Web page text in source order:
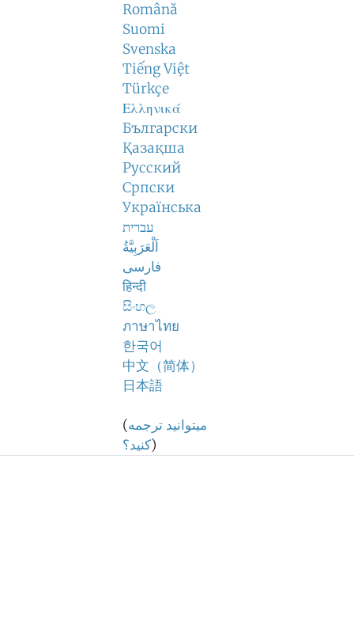
Română
Suomi
Svenska
Tiếng Việt
Türkçe
Ελληνικά
Български
Қазақша
Русский
Српски
Українська
עברית
اَلْعَرَبِيَّةُ
فارسی
हिन्दी
සිංහල
ภาษาไทย
한국어
中文（简体）
日本語
(میتوانید ترجمه
کنید؟)